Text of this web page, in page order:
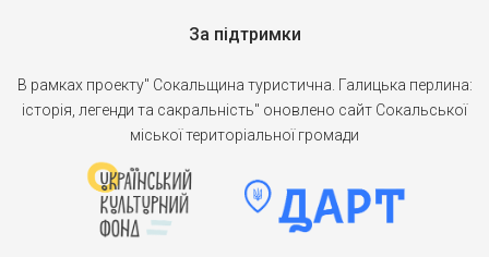
За підтримки
В рамках проекту" Сокальщина туристична. Галицька перлина:
історія, легенди та сакральність" оновлено сайт Сокальської
міської територіальної громади